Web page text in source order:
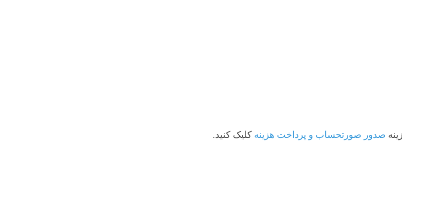
صدور صورتحساب و پرداخت هزینه کلیک کنید.